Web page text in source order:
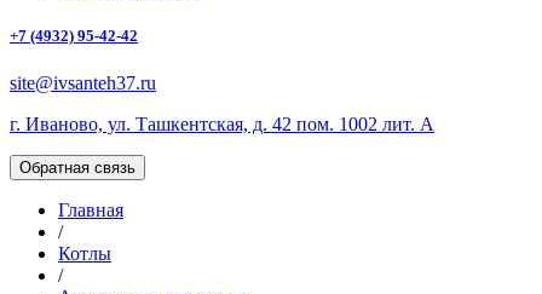
+7 (4932) 95-42-42
site@ivsanteh37.ru
г. Иваново, ул. Ташкентская, д. 42 пом. 1002 лит. А
Обратная связь
Главная
/
Котлы
/